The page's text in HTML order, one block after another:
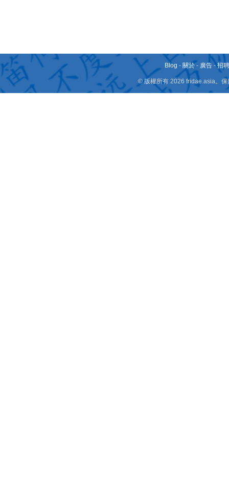
Blog - 關於 - 廣告 -招
© 版權所有 2026 fridae.asia。